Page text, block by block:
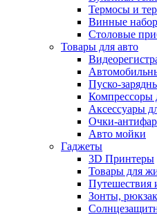
Термосы и
Винные
Столовые
Товары для авто
Пуско-
Компрессоры
Аксессуары
Очки-
Авто мойки
Гаджеты
3D Принтеры
Товары для
Путешествия
Зонты,